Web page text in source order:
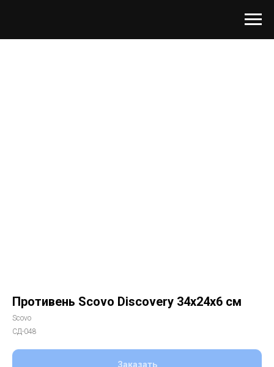
Противень Scovo Discovery 34х24х6 см
Scovo
СД-048
Заказать